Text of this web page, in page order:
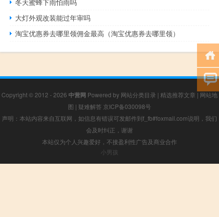
大灯外观改装能过年审吗
淘宝优惠券去哪里领佣金最高（淘宝优惠券去哪里领）
Copyright © 2012 - 2026 中营网 Powered by 网站分类目录 | 精选推荐文章 | 网站地
图 | 疑难解答 京ICP备030098号
声明：本站内容来自互联网，如信息有错误可发邮件到f_fb#foxmail.com说明，我们
会及时纠正，谢谢
本站仅为个人兴趣爱好，不接盈利性广告及商业合作
小男孩